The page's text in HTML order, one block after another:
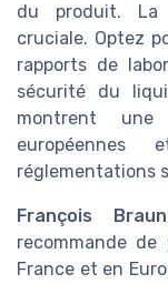
du produit. La
cruciale. Optez
rapports de
sécurité du
montrent
réglementations
François Braun
recommande
France et en